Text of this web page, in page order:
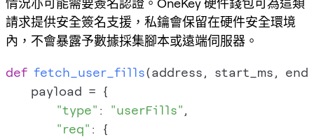
情況亦可能需要簽名認證。OneKey 硬件錢包可為這類
請求提供安全簽名支援，私鑰會保留在硬件安全環境
內，不會暴露予數據採集腳本或遠端伺服器。
def fetch_user_fills(address, start_ms,
    payload = {
"type" : "userFills",
"req" : {